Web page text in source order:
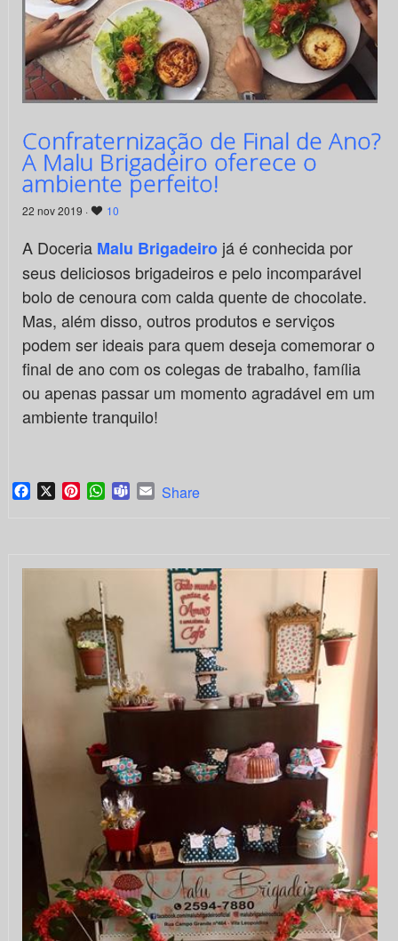
Confraternização de Final de Ano?
A Malu Brigadeiro oferece o
ambiente perfeito!
22 nov 2019 · 10
A Doceria Malu Brigadeirojá é conhecida por
seus deliciosos brigadeiros e pelo incomparável
bolo de cenoura com calda quente de chocolate.
Mas, além disso, outros produtos e serviços
podem ser ideais para quem deseja comemorar o
final de ano com os colegas de trabalho, família
ou apenas passar um momento agradável em um
ambiente tranquilo!
Facebook
X PinterestWhatsApp
TeamsEmail
Share